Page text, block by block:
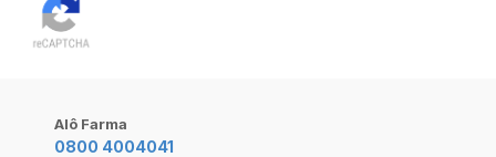
Alô Farma
0800 4004041